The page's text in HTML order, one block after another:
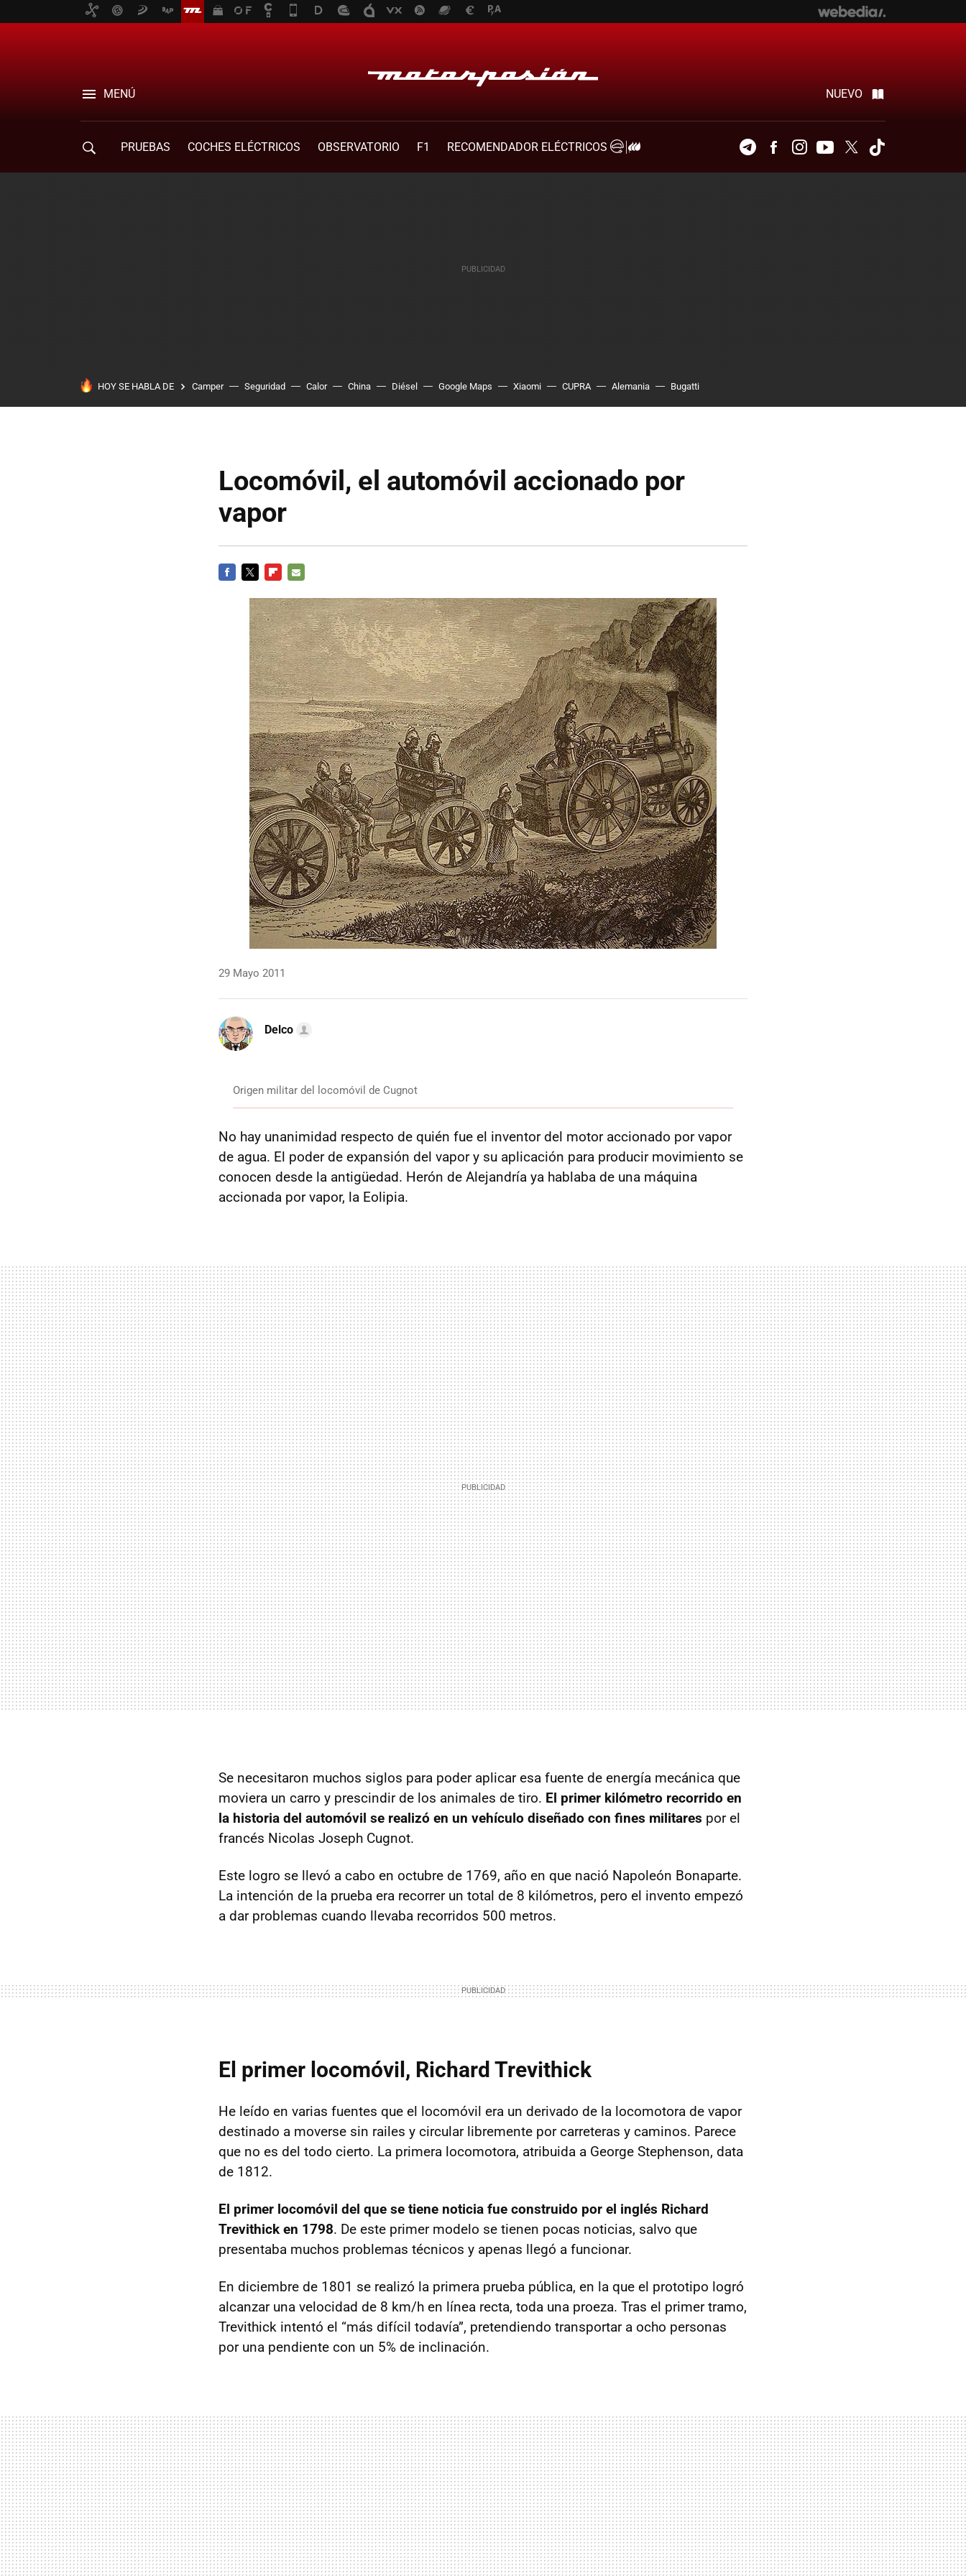
MENÚ NUEVO
PRUEBAS COCHES ELÉCTRICOS OBSERVATORIO F1
RECOMENDADOR ELÉCTRICOS
TelegramFacebookInstagramYoutubeTwitter
HOY SE HABLA DE Camper Seguridad Calor China Diésel Google Maps Xiaomi CUPRA Alemania Bugatti
Locomóvil, el automóvil accionado por
vapor
MAIL
29 Mayo 2011
Delco
Origen militar del locomóvil de Cugnot
No hay unanimidad respecto de quién fue el inventor del motor accionado por vapor
de agua. El poder de expansión del vapor y su aplicación para producir movimiento se
conocen desde la antigüedad. Herón de Alejandría ya hablaba de una máquina
accionada por vapor, la Eolipia.
Se necesitaron muchos siglos para poder aplicar esa fuente de energía mecánica que
moviera un carro y prescindir de los animales de tiro. El primer kilómetro recorrido en
la historia del automóvil se realizó en un vehículo diseñado con fines militares por el
francés Nicolas Joseph Cugnot.
Este logro se llevó a cabo en octubre de 1769, año en que nació Napoleón Bonaparte.
La intención de la prueba era recorrer un total de 8 kilómetros, pero el invento empezó
a dar problemas cuando llevaba recorridos 500 metros.
El primer locomóvil, Richard Trevithick
He leído en varias fuentes que el locomóvil era un derivado de la locomotora de vapor
destinado a moverse sin railes y circular libremente por carreteras y caminos. Parece
que no es del todo cierto. La primera locomotora, atribuida a George Stephenson, data
de 1812.
El primer locomóvil del que se tiene noticia fue construido por el inglés Richard
Trevithick en 1798. De este primer modelo se tienen pocas noticias, salvo que
presentaba muchos problemas técnicos y apenas llegó a funcionar.
En diciembre de 1801 se realizó la primera prueba pública, en la que el prototipo logró
alcanzar una velocidad de 8 km/h en línea recta, toda una proeza. Tras el primer tramo,
Trevithick intentó el “más difícil todavía”, pretendiendo transportar a ocho personas
por una pendiente con un 5% de inclinación.